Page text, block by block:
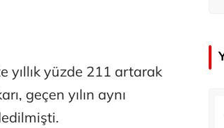
yıllık yüzde 211 artarak
geçen yılın aynı
Özay Şendir